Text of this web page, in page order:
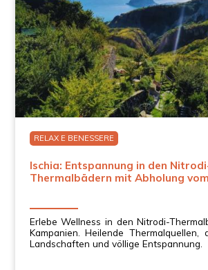
RELAX E BENESSERE
Ischia: Entspannung in den
Thermalbädern mit Abholung
Erlebe Wellness in den Nitrodi-
Kampanien. Heilende Thermalquellen,
Landschaften und völlige Entspannung.